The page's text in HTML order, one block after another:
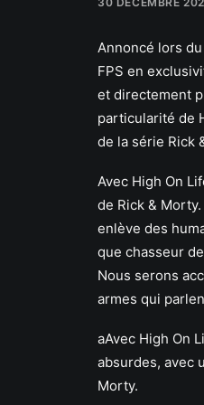
Annoncé lors
FPS en
et directement
particularité de
de la série Rick
Avec High On
de Rick &
enlève des
que chasseur
Nous serons
armes qui
aAvec High On
absurdes, avec
Morty.